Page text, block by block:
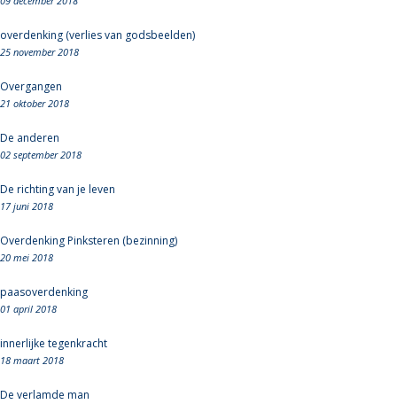
overdenking (verlies van godsbeelden)
25 november 2018
Overgangen
21 oktober 2018
De anderen
02 september 2018
De richting van je leven
17 juni 2018
Overdenking Pinksteren (bezinning)
20 mei 2018
paasoverdenking
01 april 2018
innerlijke tegenkracht
18 maart 2018
De verlamde man